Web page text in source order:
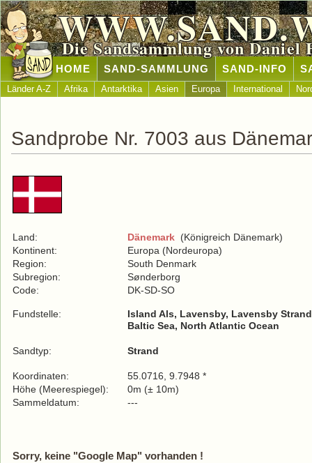
Die Sandsammlung von Daniel
HOME SAND-SAMMLUNG SAND-INFO
Länder A-Z Afrika Antarktika Asien Europa International
Sandprobe Nr. 7003 aus
Land: Dänemark (Königreich Dänemark)
Kontinent:
Europa (Nordeuropa)
Region:
South Denmark
Subregion:
Sønderborg
Code:
DK-SD-SO
Fundstelle:
Island Als, Lavensby, Lavensby Strand
Baltic Sea, North Atlantic Ocean
Sandtyp: Strand
Koordinaten:
55.0716, 9.7948 *
Höhe (Meerespiegel):
0m (± 10m)
Sammeldatum:
---
Sorry, keine "Google Map" vorhanden !